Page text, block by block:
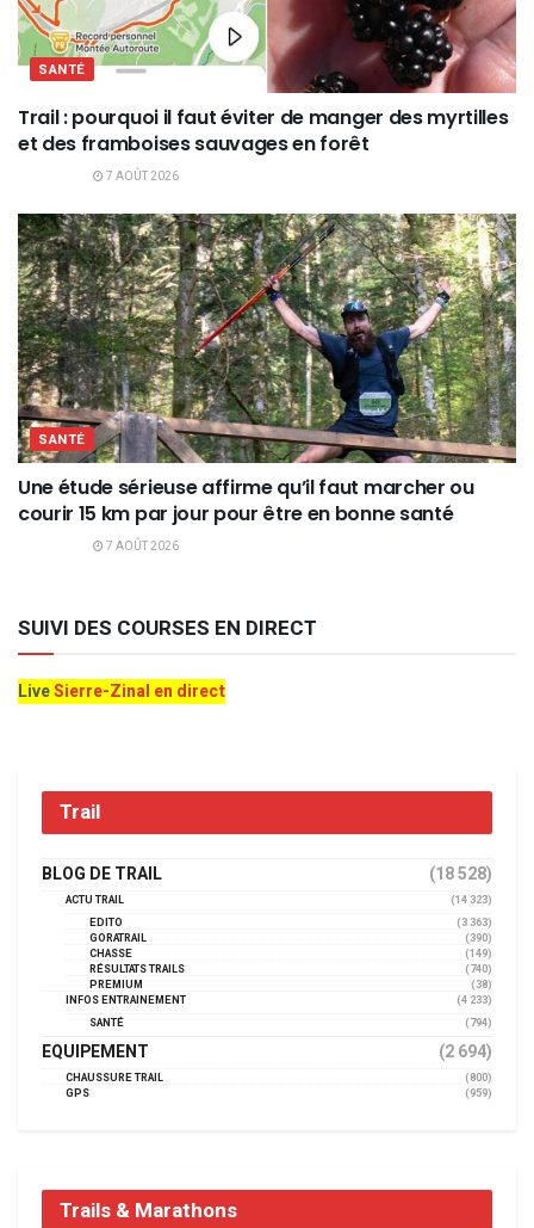
SANTÉ
Trail : pourquoi il faut éviter de manger des myrtilles
et des framboises sauvages en forêt
7 AOÛT 2026
SANTÉ
Une étude sérieuse affirme qu’il faut marcher ou
courir 15 km par jour pour être en bonne santé
7 AOÛT 2026
SUIVI DES COURSES EN DIRECT
LiveSierre-Zinal en direct
Trail
BLOG DE TRAIL (18 528)
ACTU TRAIL
(14 323)
EDITO
(3 363)
GORATRAIL
(390)
CHASSE
(149)
RÉSULTATS TRAILS
(740)
PREMIUM
(38)
INFOS ENTRAINEMENT
(4 233)
SANTÉ
(794)
EQUIPEMENT (2 694)
CHAUSSURE TRAIL
(800)
GPS
(959)
Trails & Marathons